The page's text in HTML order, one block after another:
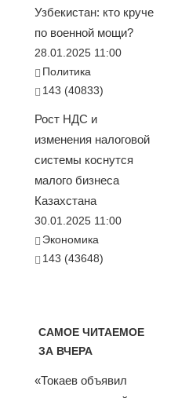
Узбекистан: кто круче
по военной мощи?
28.01.2025 11:00
Политика
143 (40833)
Рост НДС и
изменения налоговой
системы коснутся
малого бизнеса
Казахстана
30.01.2025 11:00
Экономика
143 (43648)
САМОЕ ЧИТАЕМОЕ
ЗА ВЧЕРА
«Токаев объявил